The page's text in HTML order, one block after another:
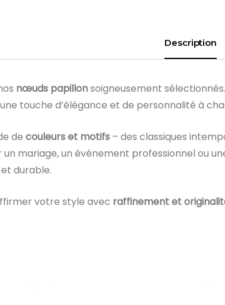
Description
nœuds papillonsoigneusement
touche d’élégance et de personnalité à
de couleurs et motifs – des classiques
un mariage, un événement professionnel ou
durable.
votre style avec raffinement et